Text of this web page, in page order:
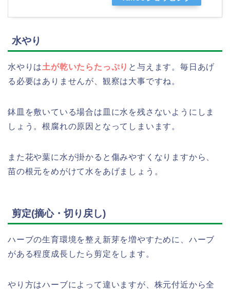
水やり
水やりは土が乾いたらたっぷり と与えます。毎日あげ
る必要はありませんが、観察は大事ですね。
鉢皿を敷いている場合は皿に水を残さないようにしま
しょう。根腐れの原因となってしまいます。
また花や葉に水が掛かると傷みやすくなりますから、
苗の根元をめがけて水をあげましょう。
剪定(摘心・切り戻し)
ハーブの生育環境を整え新芽を増やすために、ハーブ
がある程度成長したら剪定をします。
やり方はハーブによって違いますが、株元付近から全